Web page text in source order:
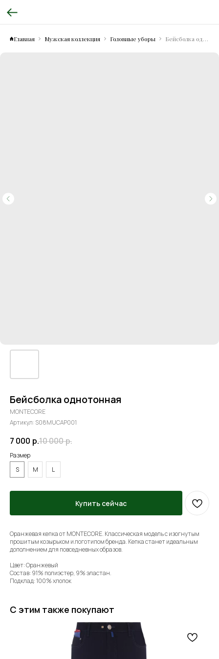
Главная Мужская коллекция Головные уборы Бейсболка однотонная
Бейсболка однотонная
MONTECORE
Артикул: S08MUCAP001
7 000 р.10 000р.
Размер
S
M L
Купить сейчас
Оранжевая кепка от MONTECORE. Классическая модель с изогнутым
прошитым козырьком и логотипом бренда. Кепка станет идеальным
дополнением для повседневных образов.
Цвет: Оранжевый
Состав: 91% полиэстер, 9% эластан.
Подклад: 100% хлопок
С этим также покупают